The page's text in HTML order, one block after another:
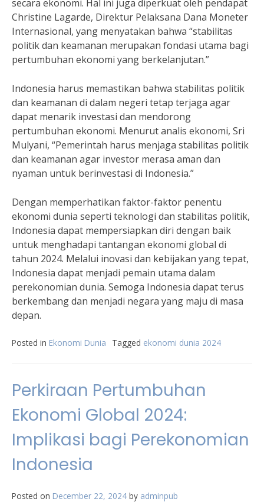
secara ekonomi. Hal ini juga diperkuat oleh pendapat
Christine Lagarde, Direktur Pelaksana Dana Moneter
Internasional, yang menyatakan bahwa “stabilitas
politik dan keamanan merupakan fondasi utama bagi
pertumbuhan ekonomi yang berkelanjutan.”
Indonesia harus memastikan bahwa stabilitas politik
dan keamanan di dalam negeri tetap terjaga agar
dapat menarik investasi dan mendorong
pertumbuhan ekonomi. Menurut analis ekonomi, Sri
Mulyani, “Pemerintah harus menjaga stabilitas politik
dan keamanan agar investor merasa aman dan
nyaman untuk berinvestasi di Indonesia.”
Dengan memperhatikan faktor-faktor penentu
ekonomi dunia seperti teknologi dan stabilitas politik,
Indonesia dapat mempersiapkan diri dengan baik
untuk menghadapi tantangan ekonomi global di
tahun 2024. Melalui inovasi dan kebijakan yang tepat,
Indonesia dapat menjadi pemain utama dalam
perekonomian dunia. Semoga Indonesia dapat terus
berkembang dan menjadi negara yang maju di masa
depan.
Posted in Ekonomi Dunia Tagged ekonomi dunia 2024
Perkiraan Pertumbuhan
Ekonomi Global 2024:
Implikasi bagi Perekonomian
Indonesia
Posted on December 22, 2024 by adminpub